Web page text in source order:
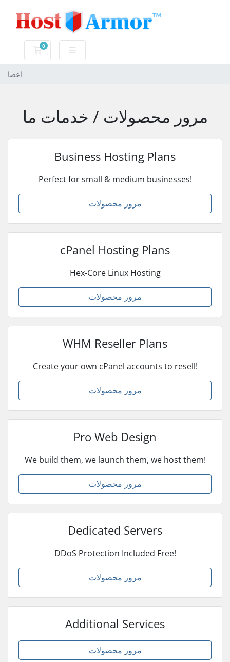
0
کارت خرید
اعضا
مرور محصولات / خدمات ما
Business Hosting Plans
Perfect for small & medium businesses!
مرور محصولات
cPanel Hosting Plans
Hex-Core Linux Hosting
مرور محصولات
WHM Reseller Plans
Create your own cPanel accounts to resell!
مرور محصولات
Pro Web Design
We build them, we launch them, we host them!
مرور محصولات
Dedicated Servers
DDoS Protection Included Free!
مرور محصولات
Additional Services
مرور محصولات